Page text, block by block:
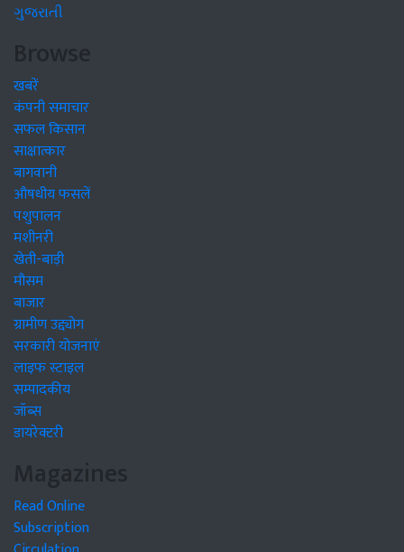
ગુજરાતી
Browse
खबरें
कंपनी समाचार
सफल किसान
साक्षात्कार
बागवानी
औषधीय फसलें
पशुपालन
मशीनरी
खेती-बाड़ी
मौसम
बाजार
ग्रामीण उद्द्योग
सरकारी योजनाएं
लाइफ स्टाइल
सम्पादकीय
जॉब्स
डायरेक्टरी
Magazines
Read Online
Subscription